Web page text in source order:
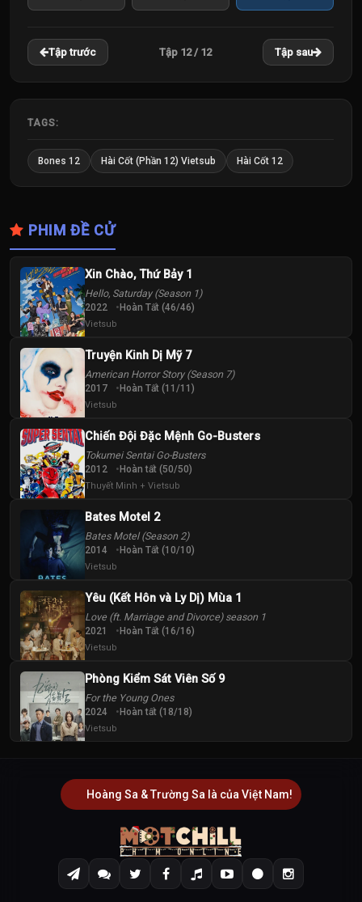
Tập trước Tập 12 / 12 Tập sau
TAGS:
Bones 12 Hài Cốt (Phần 12) Vietsub Hài Cốt 12
PHIM ĐỀ CỬ
Xin Chào, Thứ Bảy 1
Hello, Saturday (Season 1)
2022 Hoàn Tất (46/46)
Vietsub
Truyện Kinh Dị Mỹ 7
American Horror Story (Season 7)
2017 Hoàn Tất (11/11)
Vietsub
Chiến Đội Đặc Mệnh Go-Busters
Tokumei Sentai Go-Busters
2012 Hoàn tất (50/50)
Thuyết Minh + Vietsub
Bates Motel 2
Bates Motel (Season 2)
2014 Hoàn Tất (10/10)
Vietsub
Yêu (Kết Hôn và Ly Dị) Mùa 1
Love (ft. Marriage and Divorce) season 1
2021 Hoàn Tất (16/16)
Vietsub
Phòng Kiểm Sát Viên Số 9
For the Young Ones
2024 Hoàn tất (18/18)
Vietsub
Hoàng Sa & Trường Sa là của Việt Nam!